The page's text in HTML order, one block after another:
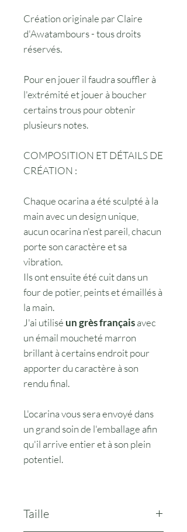
Création originale par Claire
d'Awatambours - tous droits
réservés.
Pour en jouer il faudra souffler à
l'extrémité et jouer à boucher
certains trous pour obtenir
plusieurs notes.
COMPOSITION ET DÉTAILS DE
CRÉATION :
Chaque ocarina a été sculpté à la
main avec un design unique,
aucun ocarina n'est pareil, chacun
porte son caractère et sa
vibration.
Ils ont ensuite été cuit dans un
four de potier, peints et émaillés à
la main.
J'ai utilisé un grès françaisavec
un émail moucheté marron
brillant à certains endroit pour
apporter du caractère à son
rendu final.
L'ocarina vous sera envoyé dans
un grand soin de l'emballage afin
qu'il arrive entier et à son plein
potentiel.
Taille